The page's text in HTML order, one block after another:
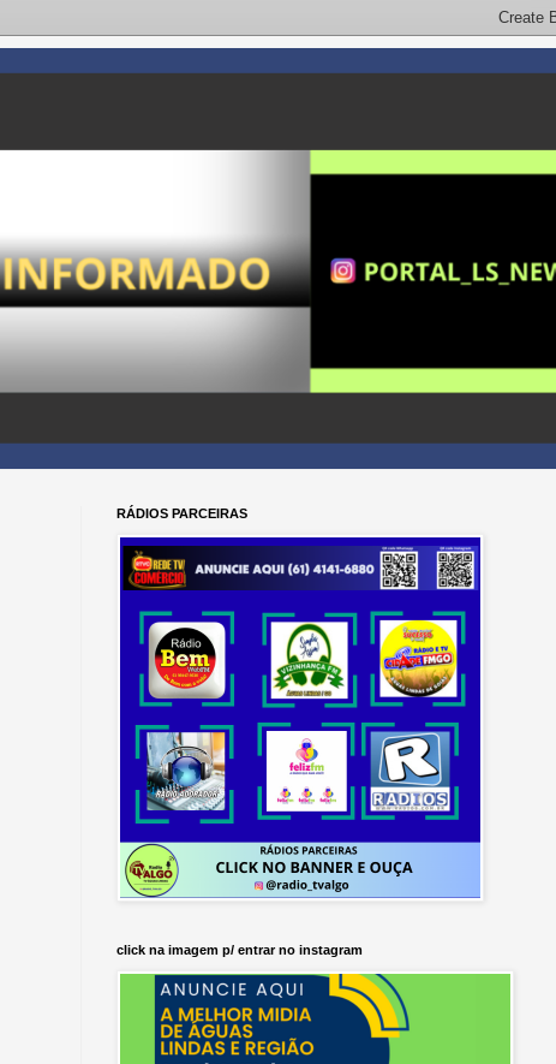
RÁDIOS PARCEIRAS
click na imagem p/ entrar no instagram